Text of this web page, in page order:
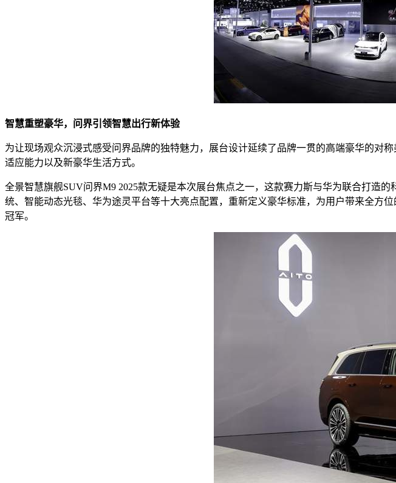
智慧重塑豪华，问界引领智慧出行新体验
为让现场观众沉浸式感受问界品牌的独特魅力，展台设计延续了品牌一贯的高端豪华的对
适应能力以及新豪华生活方式。
全景智慧旗舰SUV问界M9 2025款无疑是本次展台焦点之一，这款赛力斯与华为联合打造
统、智能动态光毯、华为途灵平台等十大亮点配置，重新定义豪华标准，为用户带来全方
冠军。